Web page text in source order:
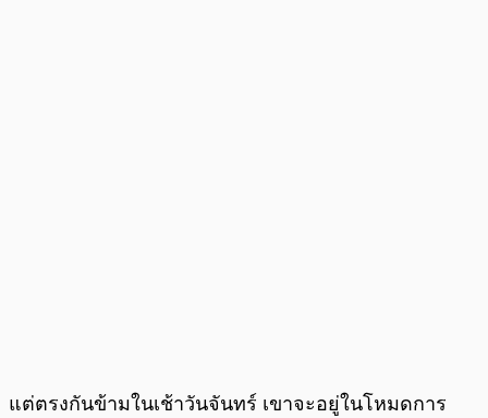
แต่ตรงกันข้ามในเช้าวันจันทร์ เขาจะอยู่ในโหมดการ